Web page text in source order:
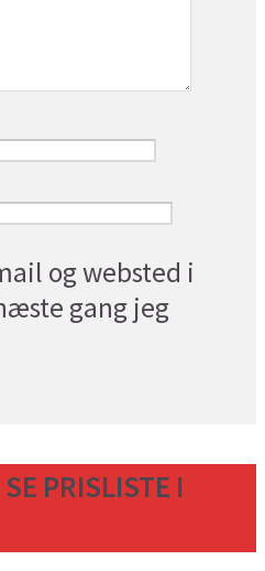
og websted i
gang jeg
PRISLISTE I